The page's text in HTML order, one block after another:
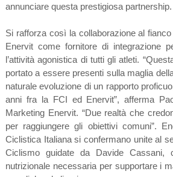
annunciare questa prestigiosa partnership.
Si rafforza così la collaborazione al
Enervit come fornitore di integrazione
l’attività agonistica di tutti gli atleti.
portato a essere presenti sulla maglia
naturale evoluzione di un rapporto
anni fra la FCI ed Enervit”, afferma
Marketing Enervit. “Due realtà che
per raggiungere gli obiettivi comuni”.
Ciclistica Italiana si confermano unite al
Ciclismo guidate da Davide Cassani,
nutrizionale necessaria per supportare i